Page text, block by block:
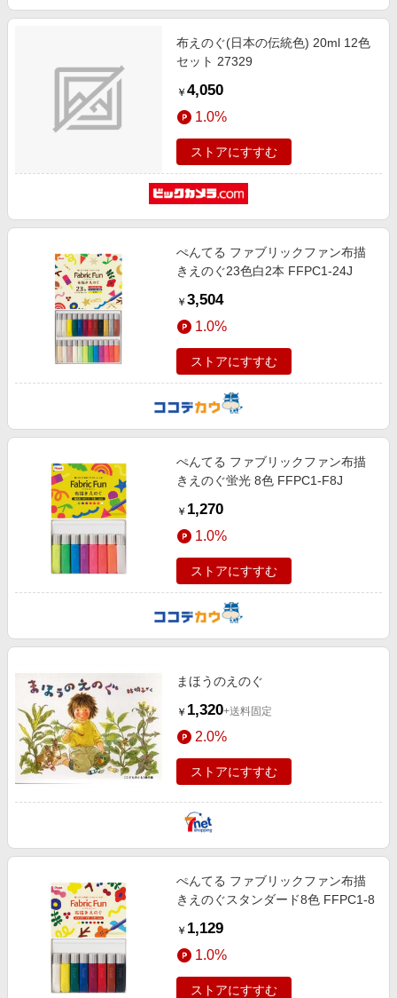
布えのぐ(日本の伝統色) 20ml 12色
セット 27329
￥ 4,050
1.0%
ストアにすすむ
ぺんてる ファブリックファン布描
きえのぐ23色白2本 FFPC1-24J
￥ 3,504
1.0%
ストアにすすむ
ぺんてる ファブリックファン布描
きえのぐ蛍光 8色 FFPC1-F8J
￥ 1,270
1.0%
ストアにすすむ
まほうのえのぐ
￥ 1,320+送料固定
2.0%
ストアにすすむ
ぺんてる ファブリックファン布描
きえのぐスタンダード8色 FFPC1-8
￥ 1,129
1.0%
ストアにすすむ